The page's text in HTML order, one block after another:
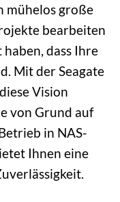
mühelos große
bearbeiten
dass Ihre
Mit der Seagate
Vision
von Grund auf
in NAS-
Ihnen eine